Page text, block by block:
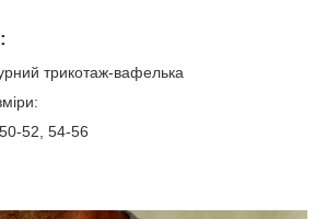
трикотаж-вафелька
52, 54-56